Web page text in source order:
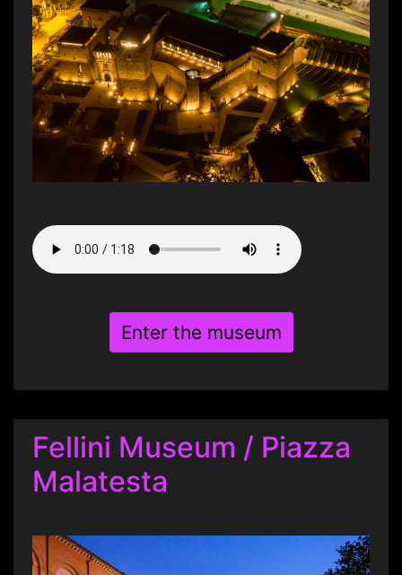
Enter the museum
Fellini Museum / Piazza
Malatesta